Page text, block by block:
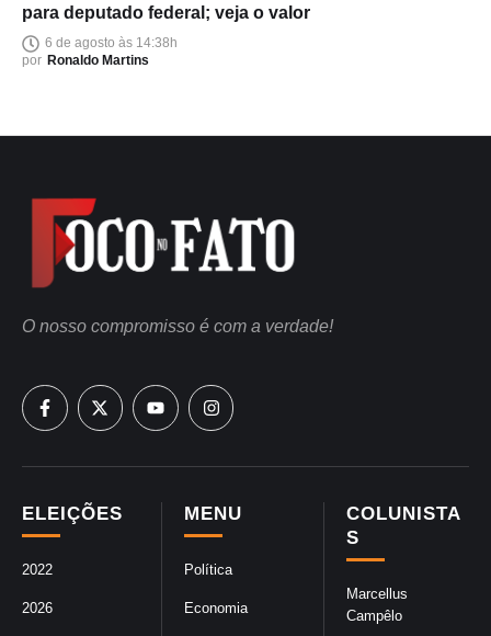
para deputado federal; veja o valor
6 de agosto às 14:38h
por Ronaldo Martins
COLUNISTA
S
Marcellus
Campêlo
MENU
Política
Economia
ELEIÇÕES
2022
2026
O nosso compromisso é com a verdade!